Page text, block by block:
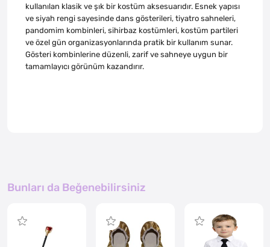
kullanılan klasik ve şık bir kostüm aksesuarıdır. Esnek yapısı
ve siyah rengi sayesinde dans gösterileri, tiyatro sahneleri,
pandomim kombinleri, sihirbaz kostümleri, kostüm partileri
ve özel gün organizasyonlarında pratik bir kullanım sunar.
Gösteri kombinlerine düzenli, zarif ve sahneye uygun bir
tamamlayıcı görünüm kazandırır.
Bunları da Beğenebilirsiniz